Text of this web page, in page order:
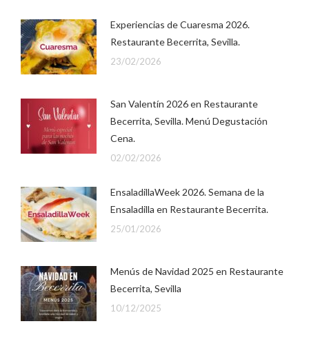
Experiencias de Cuaresma 2026.
Restaurante Becerrita, Sevilla.
23/02/2026
San Valentín 2026 en Restaurante
Becerrita, Sevilla. Menú Degustación
Cena.
02/02/2026
EnsaladillaWeek 2026. Semana de la
Ensaladilla en Restaurante Becerrita.
25/01/2026
Menús de Navidad 2025 en Restaurante
Becerrita, Sevilla
10/12/2025